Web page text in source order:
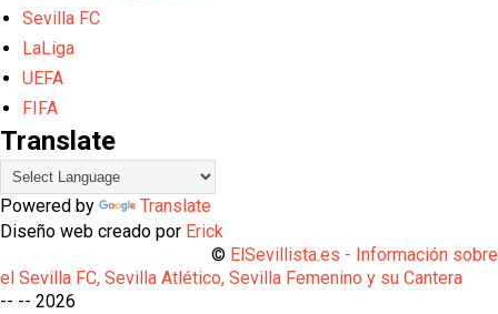
Sevilla FC
LaLiga
UEFA
FIFA
Translate
Powered by
Translate
Diseño web creado por Erick
© ElSevillista.es - Información sobre
el Sevilla FC, Sevilla Atlético, Sevilla Femenino y su Cantera
-- -- 2026